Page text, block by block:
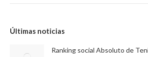
Últimas noticias
Ranking social Absoluto de